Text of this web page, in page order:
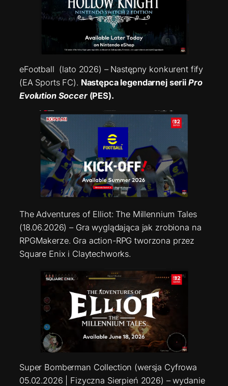
eFootball (lato 2026) – Następny konkurent fify
(EA Sports FC). Następca legendarnej serii Pro
Evolution Soccer(PES).
The Adventures of Elliot: The Millennium Tales
(18.06.2026) – Gra wyglądająca jak zrobiona na
RPGMakerze. Gra action-RPG tworzona przez
Square Enix i Claytechworks.
Super Bomberman Collection (wersja Cyfrowa
05.02.2026 | Fizyczna Sierpień 2026) – wydanie